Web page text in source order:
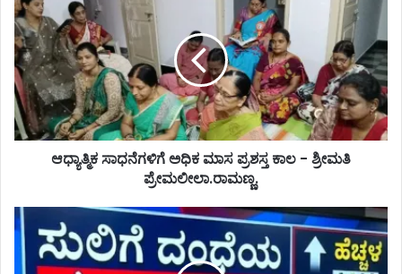
ಆಧ್ಯಾತ್ಮಿಕ ಸಾಧನೆಗಳಿಗೆ ಅಧಿಕ ಮಾಸ ಪ್ರಶಸ್ತ ಕಾಲ - ಶ್ರೀಮತಿ
ಪ್ರೇಮಲೀಲಾ.ರಾಮಣ್ಣ.